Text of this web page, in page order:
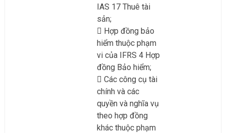
IAS 17 Thuê tài
sản;
Hợp đồng bảo
hiểm thuộc phạm
vi của IFRS 4 Hợp
đồng Bảo hiểm;
Các công cụ tài
chính và các
quyền và nghĩa vụ
theo hợp đồng
khác thuộc phạm